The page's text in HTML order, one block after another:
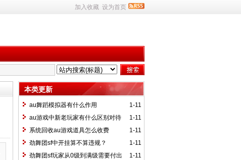
加入收藏 设为首页
本类更新
1-11
au舞蹈模拟器有什么作用
1-11
au游戏中新老玩家有什么区别对待
1-11
系统回收au游戏道具怎么收费
1-11
劲舞团sf中开挂算不算违规？
1-11
劲舞团sf玩家从0级到满级需要付出